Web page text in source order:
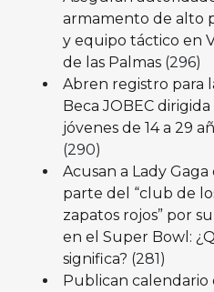
armamento de alto
y equipo táctico en
de las Palmas (296)
Abren registro para
Beca JOBEC dirigida
jóvenes de 14 a 29
(290)
Acusan a Lady Gaga
parte del “club de
zapatos rojos” por
en el Super Bowl:
significa? (281)
Publican calendario